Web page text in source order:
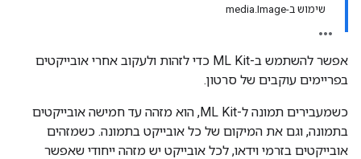
שימוש ב-media.Image
אפשר להשתמש ב-ML Kit כדי לזהות ולעקוב אחרי אובייקטים
בפריימים עוקבים של סרטון.
כשמעבירים תמונה ל-ML Kit, הוא מזהה עד חמישה אובייקטים
בתמונה, וגם את המיקום של כל אובייקט בתמונה. כשמזהים
אובייקטים בזרמי וידאו, לכל אובייקט יש מזהה ייחודי שאפשר